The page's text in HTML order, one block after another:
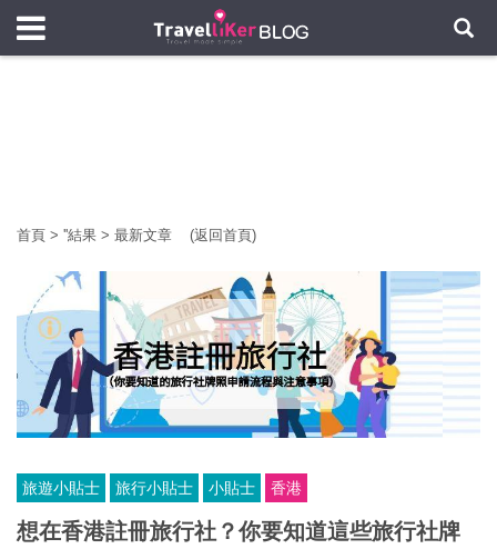
首頁 > ''結果 > 最新文章 (返回首頁)
旅遊小貼士 旅行小貼士 小貼士 香港
想在香港註冊旅行社？你要知道這些旅行社牌